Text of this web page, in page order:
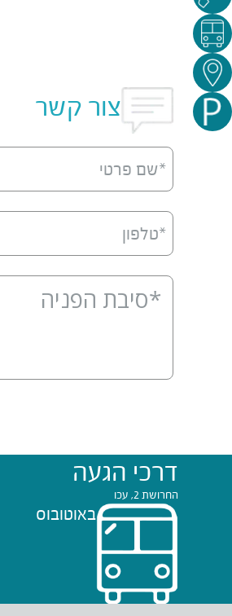
צור קשר
*שם פרטי
*טלפון
דרכי הגעה
החרושת 2, עכו
באוטובוס